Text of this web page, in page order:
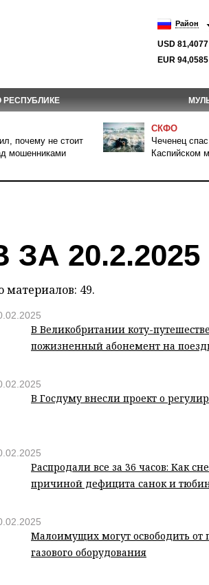
Район
USD 81,4077
EUR 94,0585
РЕСПУБЛИКЕ
почему не стоит
мошенниками
СКФО
Чеченец
Каспийском
20.2.2025
материалов: 49.
В Великобритании коту-
пожизненный абонемент на
В Госдуму внесли проект о
Распродали все за 36 часов: Как
причиной дефицита санок и
Малоимущих могут освободить от
газового оборудования